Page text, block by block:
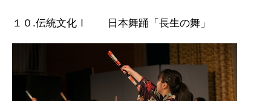
１０.伝統文化Ⅰ 日本舞踊「長生の舞」